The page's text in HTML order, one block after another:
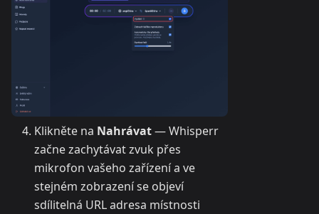
Klikněte na Nahrávat— Whisperr
začne zachytávat zvuk přes
mikrofon vašeho zařízení a ve
stejném zobrazení se objeví
sdílitelná URL adresa místnosti